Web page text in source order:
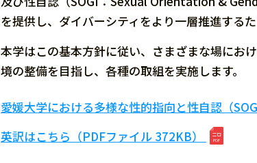
を提供し、ダイバーシティをより一層推進するた
本学はこの基本方針に従い、さまざまな場にお
境の整備を目指し、各種の取組を実施します。
愛媛大学における多様な性的指向と性自認（
英訳はこちら（PDFファイル 372KB）